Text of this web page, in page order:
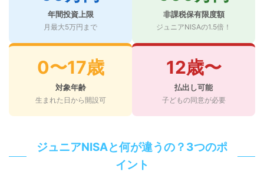
年間投資上限
月最大5万円まで
非課税保有限度額
ジュニアNISAの1.5倍！
0〜17歳
対象年齢
生まれた日から開設可
12歳〜
払出し可能
子どもの同意が必要
ジュニアNISAと何が違うの？3つのポ
イント